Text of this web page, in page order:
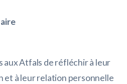
aux Atfals de réfléchir à leur
à leur relation personnelle